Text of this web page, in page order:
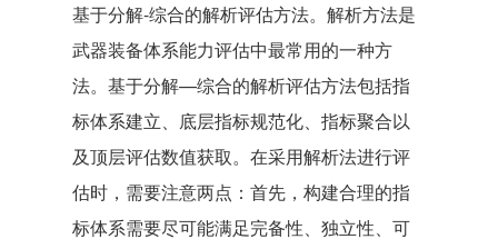
基于分解-综合的解析评估方法。解析方法是
武器装备体系能力评估中最常用的一种方
法。基于分解—综合的解析评估方法包括指
标体系建立、底层指标规范化、指标聚合以
及顶层评估数值获取。在采用解析法进行评
估时，需要注意两点：首先，构建合理的指
标体系需要尽可能满足完备性、独立性、可